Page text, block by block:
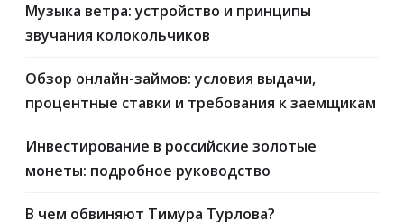
Музыка ветра: устройство и принципы
звучания колокольчиков
Обзор онлайн-займов: условия выдачи,
процентные ставки и требования к заемщикам
Инвестирование в российские золотые
монеты: подробное руководство
В чем обвиняют Тимура Турлова?